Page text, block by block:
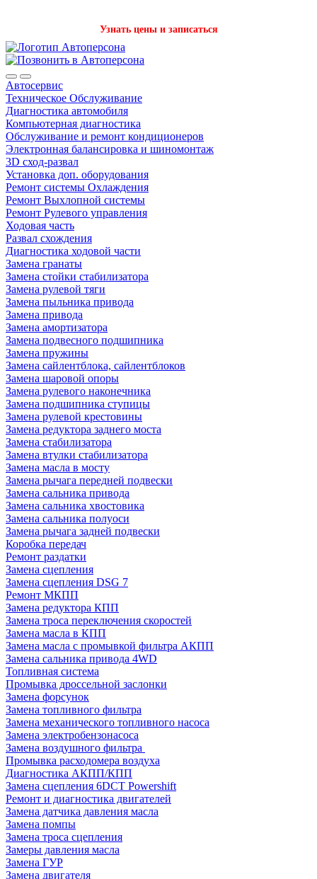
Узнать цены и записаться
Автосервис
Техническое Обслуживание
Диагностика автомобиля
Компьютерная диагностика
Обслуживание и ремонт кондиционеров
Электронная балансировка и шиномонтаж
3D сход-развал
Установка доп. оборудования
Ремонт системы Охлаждения
Ремонт Выхлопной системы
Ремонт Рулевого управления
Ходовая часть
Развал схождения
Диагностика ходовой части
Замена гранаты
Замена стойки стабилизатора
Замена рулевой тяги
Замена пыльника привода
Замена привода
Замена амортизатора
Замена подвесного подшипника
Замена пружины
Замена сайлентблока, сайлентблоков
Замена шаровой опоры
Замена рулевого наконечника
Замена подшипника ступицы
Замена рулевой крестовины
Замена редуктора заднего моста
Замена стабилизатора
Замена втулки стабилизатора
Замена масла в мосту
Замена рычага передней подвески
Замена сальника привода
Замена сальника хвостовика
Замена сальника полуоси
Замена рычага задней подвески
Коробка передач
Ремонт раздатки
Замена сцепления
Замена сцепления DSG 7
Ремонт МКПП
Замена редуктора КПП
Замена троса переключения скоростей
Замена масла в КПП
Замена масла с промывкой фильтра АКПП
Замена сальника привода 4WD
Топливная система
Промывка дроссельной заслонки
Замена форсунок
Замена топливного фильтра
Замена механического топливного насоса
Замена электробензонасоса
Замена воздушного фильтра
Промывка расходомера воздуха
Диагностика АКПП/КПП
Замена сцепления 6DCT Powershift
Ремонт и диагностика двигателей
Замена датчика давления масла
Замена помпы
Замена троса сцепления
Замеры давления масла
Замена ГУР
Замена двигателя